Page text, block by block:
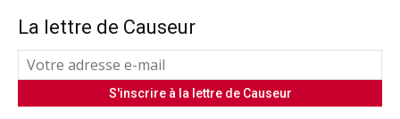
La lettre de Causeur